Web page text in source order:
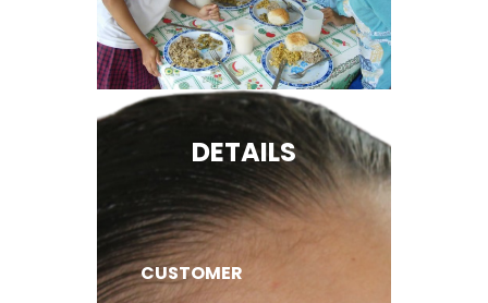
DETAILS
CUSTOMER